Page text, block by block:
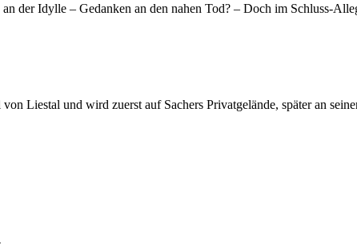
der Idylle – Gedanken an den nahen Tod? – Doch im Schluss-
Liestal und wird zuerst auf Sachers Privatgelände, später an